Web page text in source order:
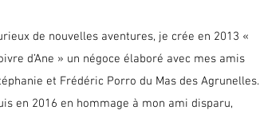
de nouvelles aventures, je crée en 2013 «
d’Ane » un négoce élaboré avec mes amis
et Frédéric Porro du Mas des Agrunelles.
en 2016 en hommage à mon ami disparu,